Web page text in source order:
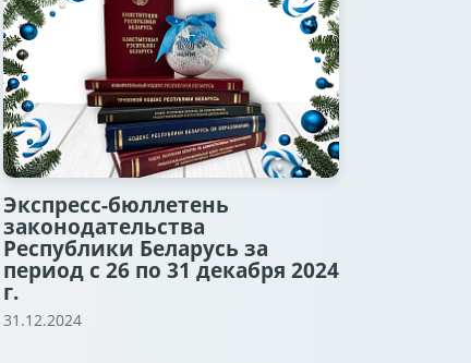
Экспресс-бюллетень
законодательства
Республики Беларусь за
период с 26 по 31 декабря 2024
г.
31.12.2024